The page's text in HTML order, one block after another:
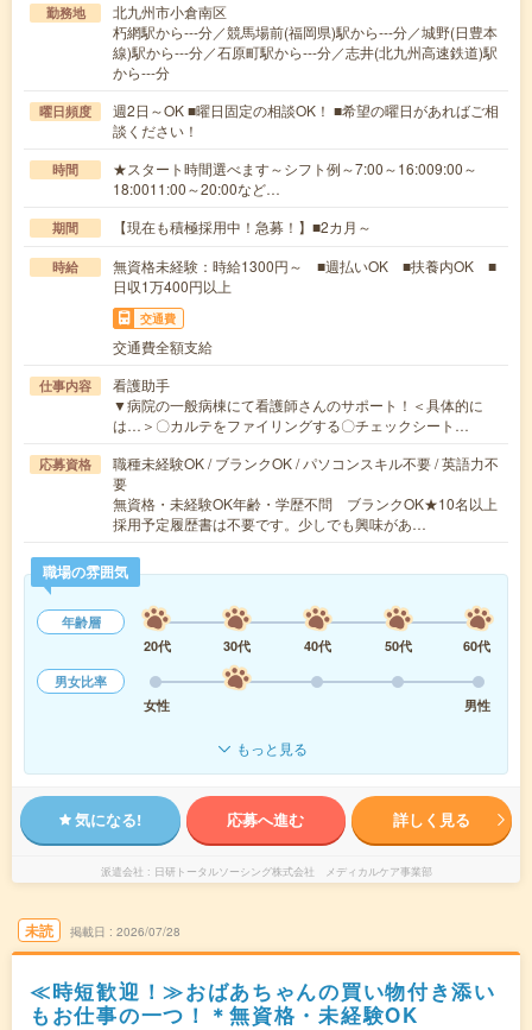
勤務地
北九州市小倉南区
朽網駅から---分／競馬場前(福岡県)駅から---分／城野(日豊本
線)駅から---分／石原町駅から---分／志井(北九州高速鉄道)駅
から---分
曜日頻度
週2日～OK ■曜日固定の相談OK！ ■希望の曜日があればご相
談ください！
時間
★スタート時間選べます～シフト例～7:00～16:009:00～
18:0011:00～20:00など…
期間 【現在も積極採用中！急募！】■2カ月～
時給
無資格未経験：時給1300円～ ■週払いOK ■扶養内OK ■
日収1万400円以上
交通費
交通費全額支給
仕事内容
看護助手
▼病院の一般病棟にて看護師さんのサポート！＜具体的に
は…＞〇カルテをファイリングする〇チェックシート…
応募資格
職種未経験OK / ブランクOK / パソコンスキル不要 / 英語力不
要
無資格・未経験OK年齢・学歴不問 ブランクOK★10名以上
採用予定履歴書は不要です。少しでも興味があ…
職場の雰囲気
年齢層
20代
30代 40代 50代
60代
男女比率
女性
男性
もっと見る
気になる! 応募へ進む 詳しく見る
派遣会社 日研トータルソーシング株式会社 メディカルケア事業部
未読 掲載日 2026/07/28
≪時短歓迎！≫おばあちゃんの買い物付き添い
もお仕事の一つ！＊無資格・未経験OK